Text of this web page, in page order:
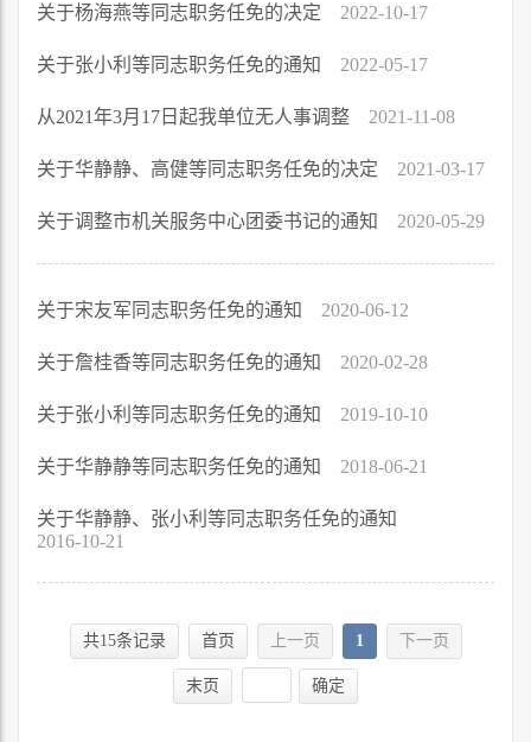
关于杨海燕等同志职务任免的决定 2022-10-17
关于张小利等同志职务任免的通知 2022-05-17
从2021年3月17日起我单位无人事调整 2021-11-08
关于华静静、高健等同志职务任免的决定 2021-03-17
关于调整市机关服务中心团委书记的通知 2020-05-29
关于宋友军同志职务任免的通知 2020-06-12
关于詹桂香等同志职务任免的通知 2020-02-28
关于张小利等同志职务任免的通知 2019-10-10
关于华静静等同志职务任免的通知 2018-06-21
关于华静静、张小利等同志职务任免的通知
2016-10-21
共15条记录 首页 上一页 1 下一页
末页 确定